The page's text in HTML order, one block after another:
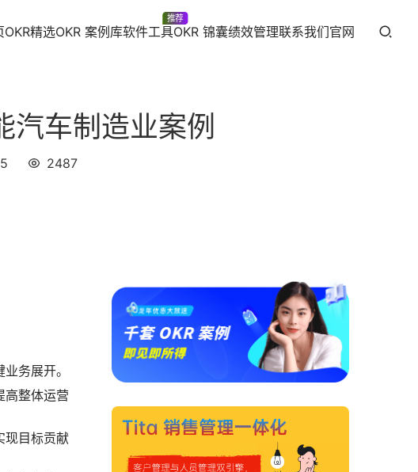
OKR精选OKR 案例库软件工具
推荐
OKR 锦囊绩效管理联系我们官网
车制造业案例
2487
务展开。
高整体运营
现目标贡献